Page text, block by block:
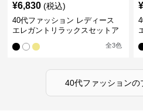
¥6,830 (税込)
40代ファッション レディース
エレガントリラックスセットア
全3色
¥
40代ファッションの